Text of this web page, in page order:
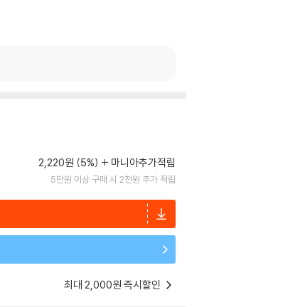
2,220원 (5%) 마니아추가적립
5만원 이상 구매 시 2천원 추가 적립
최대 2,000원 즉시할인